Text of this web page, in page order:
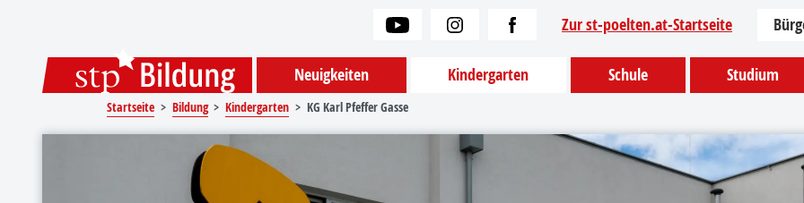
Neuigkeiten Kindergarten Schule Studium
Zur st-poelten.at-Startseite
Startseite Bildung Kindergarten KG Karl Pfeffer Gasse